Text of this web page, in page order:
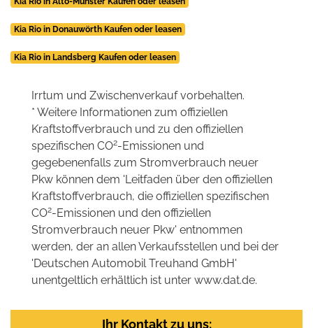
Kia Rio in Donauwörth Kaufen oder leasen
Kia Rio in Landsberg Kaufen oder leasen
Irrtum und Zwischenverkauf vorbehalten.
* Weitere Informationen zum offiziellen
Kraftstoffverbrauch und zu den offiziellen
spezifischen CO2-Emissionen und
gegebenenfalls zum Stromverbrauch neuer
Pkw können dem 'Leitfaden über den offiziellen
Kraftstoffverbrauch, die offiziellen spezifischen
CO2-Emissionen und den offiziellen
Stromverbrauch neuer Pkw' entnommen
werden, der an allen Verkaufsstellen und bei der
'Deutschen Automobil Treuhand GmbH'
unentgeltlich erhältlich ist unter www.dat.de.
Ihr Kontakt zu uns: